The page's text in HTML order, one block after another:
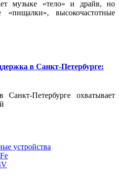
музыке «тело» и драйв, но
высокочастотные
в Санкт-Петербурге:
Санкт-Петербурге охватывает
устройства